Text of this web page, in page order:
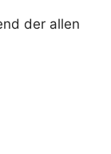
der allen